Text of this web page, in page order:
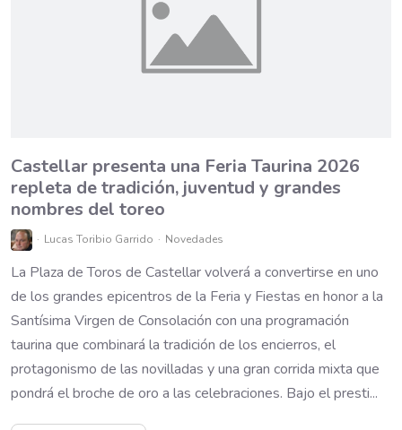
​Castellar presenta una Feria Taurina 2026
repleta de tradición, juventud y grandes
nombres del toreo
Lucas Toribio Garrido Novedades
La Plaza de Toros de Castellar volverá a convertirse en uno
de los grandes epicentros de la Feria y Fiestas en honor a la
Santísima Virgen de Consolación con una programación
taurina que combinará la tradición de los encierros, el
protagonismo de las novilladas y una gran corrida mixta que
pondrá el broche de oro a las celebraciones. Bajo el presti...